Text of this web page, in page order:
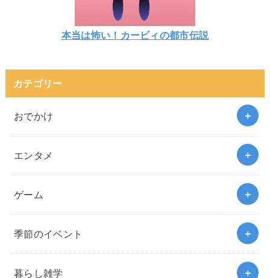
本当は怖い！カービィの都市伝説
カテゴリー
おでかけ
エンタメ
ゲーム
季節のイベント
暮らし雑学